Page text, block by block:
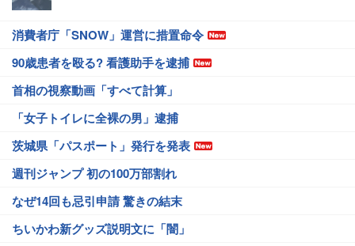
消費者庁「SNOW」運営に措置命令
90歳患者を殴る? 看護助手を逮捕
首相の視察動画「すべて計算」
「女子トイレに全裸の男」逮捕
茨城県「パスポート」発行を発表
週刊ジャンプ 初の100万部割れ
なぜ14回も忌引申請 驚きの結末
ちいかわ新グッズ説明文に「闇」